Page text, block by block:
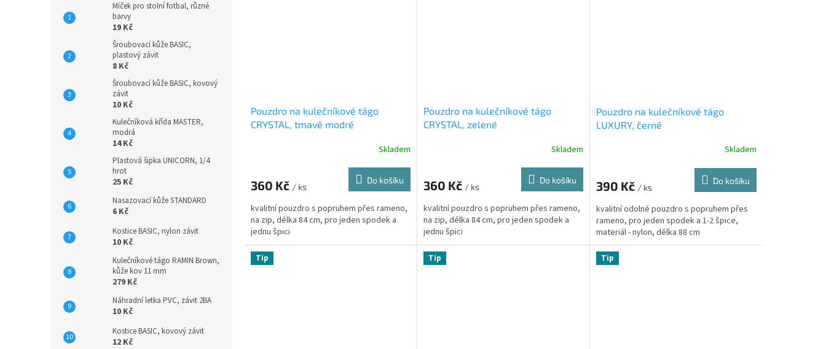
Míček pro stolní fotbal, různé
barvy
19 Kč
Šroubovací kůže BASIC,
plastový závit
8 Kč
Šroubovací kůže BASIC, kovový
závit
10 Kč
Kulečníková křída MASTER,
modrá
14 Kč
Plastová šipka UNICORN, 1/4
hrot
25 Kč
Nasazovací kůže STANDARD
6 Kč
Kostice BASIC, nylon závit
10 Kč
Kulečníkové tágo RAMIN Brown,
kůže kov 11 mm
279 Kč
Náhradní letka PVC, závit 2BA
10 Kč
Kostice BASIC, kovový závit
12 Kč
Pouzdro na kulečníkové tágo
CRYSTAL, tmavě modré
Skladem
360 Kč / ks
Do košíku
kvalitní pouzdro s popruhem přes rameno,
na zip, délka 84 cm, pro jeden spodek a
jednu špici
Pouzdro na kulečníkové tágo
CRYSTAL, zelené
Skladem
360 Kč / ks
Do košíku
kvalitní pouzdro s popruhem přes rameno,
na zip, délka 84 cm, pro jeden spodek a
jednu špici
Pouzdro na kulečníkové tágo
LUXURY, černé
Skladem
390 Kč / ks
Do košíku
kvalitní odolné pouzdro s popruhem přes
rameno, pro jeden spodek a 1-2 špice,
materiál - nylon, délka 88 cm
Tip Tip Tip